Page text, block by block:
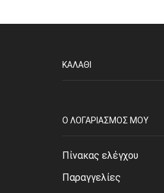
ΚΑΛΆΘΙ
O ΛΟΓΑΡΙΑΣΜΌΣ ΜΟΥ
Πίνακας ελέγχου
Παραγγελίες